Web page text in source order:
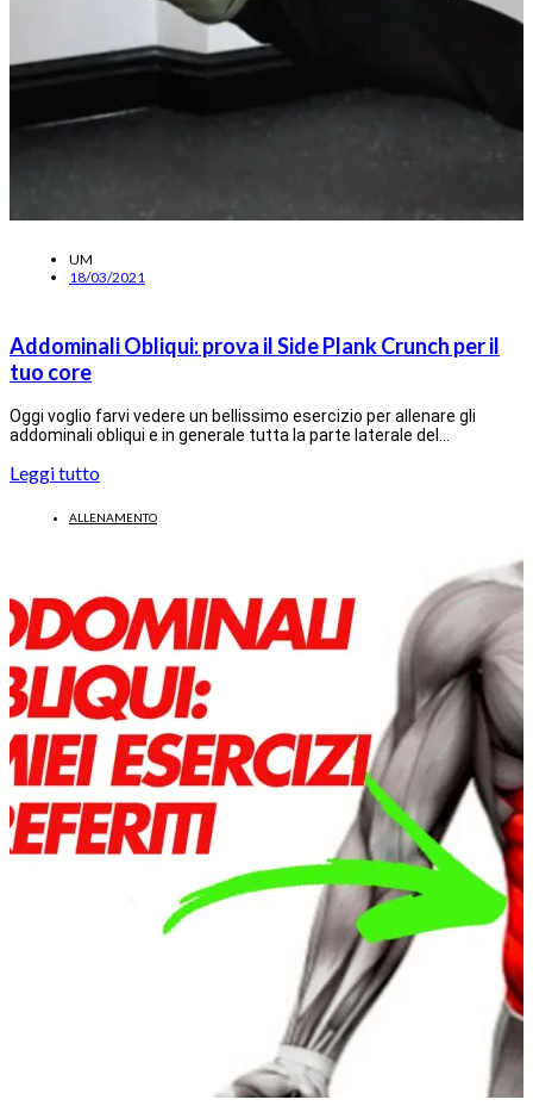
UM
18/03/2021
Addominali Obliqui: prova il Side Plank Crunch per il
tuo core
Oggi voglio farvi vedere un bellissimo esercizio per allenare gli
addominali obliqui e in generale tutta la parte laterale del…
Leggi tutto
ALLENAMENTO